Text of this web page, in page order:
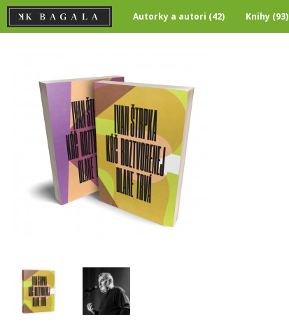
Autorky a autori (42) Knihy (93)